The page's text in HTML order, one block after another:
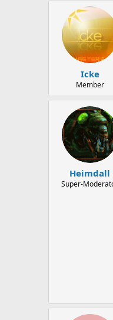
Icke
Member
Heimdall
Super-